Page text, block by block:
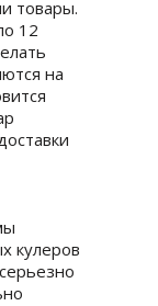
товары.
12
на
кулеров